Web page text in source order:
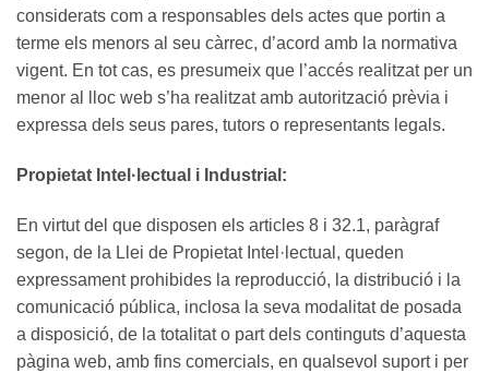
considerats com a responsables dels actes que portin a
terme els menors al seu càrrec, d’acord amb la normativa
vigent. En tot cas, es presumeix que l’accés realitzat per un
menor al lloc web s’ha realitzat amb autorització prèvia i
expressa dels seus pares, tutors o representants legals.
Propietat Intel·lectual i Industrial:
En virtut del que disposen els articles 8 i 32.1, paràgraf
segon, de la Llei de Propietat Intel·lectual, queden
expressament prohibides la reproducció, la distribució i la
comunicació pública, inclosa la seva modalitat de posada
a disposició, de la totalitat o part dels continguts d’aquesta
pàgina web, amb fins comercials, en qualsevol suport i per